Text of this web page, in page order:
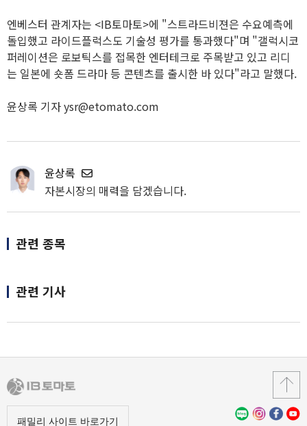
엔베스터 관계자는 <IB토마토>에 "스트라드비젼은 수요예측에
돌입했고 라이드플럭스도 기술성 평가를 통과했다"며 "갤럭시코
퍼레이션은 로보틱스를 접목한 엔터테크로 주목받고 있고 리디
는 일본에 숏폼 드라마 등 콘텐츠를 출시한 바 있다"라고 말했다.
윤상록 기자 ysr@etomato.com
윤상록
자본시장의 매력을 담겠습니다.
관련 종목
관련 기사